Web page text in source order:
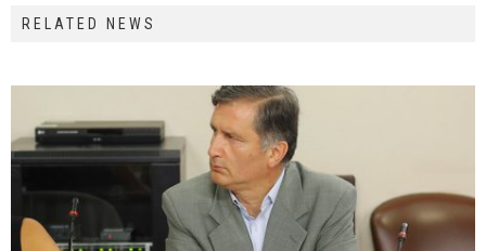
RELATED NEWS